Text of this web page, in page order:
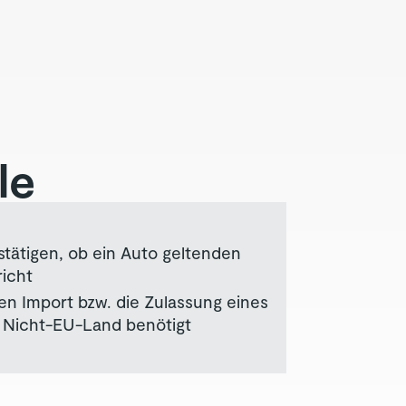
ob ein Auto geltenden
Import bzw. die Zulassung eines
Nicht-EU-Land benötigt